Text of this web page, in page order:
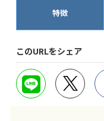
特徴
このURLをシェア